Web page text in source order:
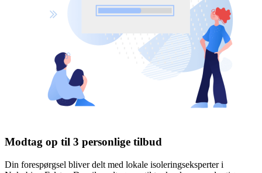
Modtag op til 3 personlige tilbud
Din forespørgsel bliver delt med lokale isoleringseksperter i